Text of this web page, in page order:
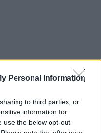
Personal Information
to third parties, or
information for
use the below opt-out